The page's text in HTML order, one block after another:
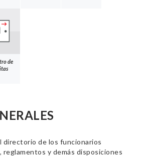
de
directorio de los funcionarios
reglamentos y demás disposiciones